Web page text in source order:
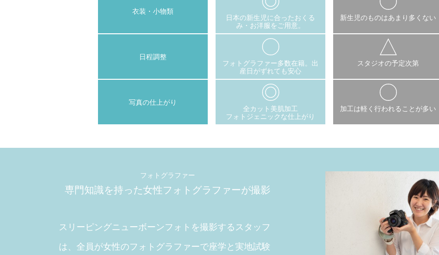
衣装・小物類
日本の新生児に合ったおくる
み・お洋服をご用意。
新生児のものはあまり多くない
日程調整
フォトグラファー多数在籍。出
産日がずれても安心
スタジオの予定次第
写真の仕上がり
全カット美肌加工
フォトジェニックな仕上がり
加工は軽く行われることが多い
フォトグラファー
専門知識を持った女性フォトグラファーが撮影
スリーピングニューボーンフォトを撮影するスタッフ
は、全員が女性のフォトグラファーで座学と実地試験